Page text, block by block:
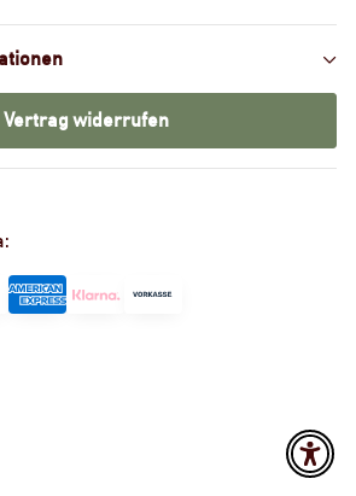
Vertrag widerrufen